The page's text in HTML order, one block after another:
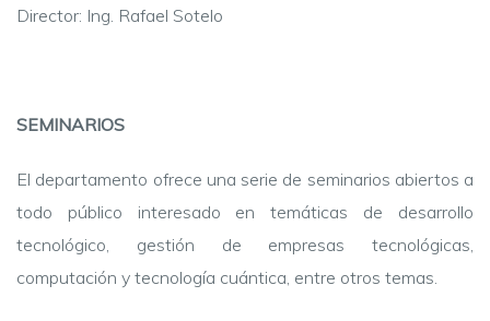
Director: Ing. Rafael Sotelo
SEMINARIOS
El departamento ofrece una serie de seminarios abiertos a
todo público interesado en temáticas de desarrollo
tecnológico, gestión de empresas tecnológicas,
computación y tecnología cuántica, entre otros temas.